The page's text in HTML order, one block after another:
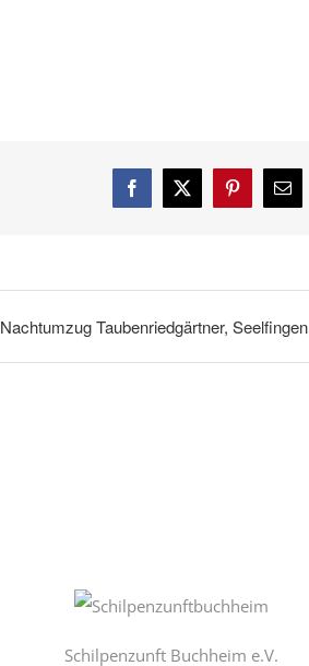
Facebook
X Pinterest
E-
Mail
Nachtumzug Taubenriedgärtner, Seelfingen
Schilpenzunft Buchheim e.V.